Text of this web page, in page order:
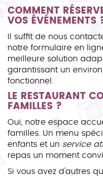
COMMENT
VOS ÉVÉNEMENTS
Il suffit de nous
notre formulaire en
meilleure solution
garantissant un
fonctionnel.
LE RESTAURANT
FAMILLES ?
Oui, notre espace
familles. Un menu
enfants et unservice
repas un moment
Si vous avez d'autres